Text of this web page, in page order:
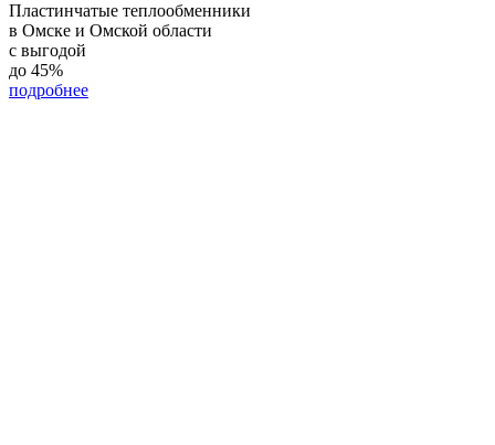
Пластинчатые теплообменники
в Омске и Омской области
с выгодой
до 45%
подробнее